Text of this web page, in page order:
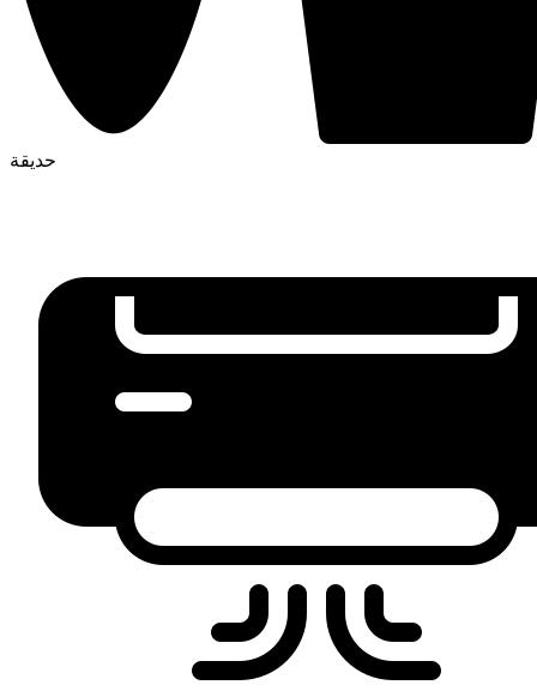
حديقة